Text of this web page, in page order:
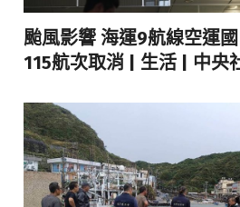
颱風影響 海運9航線空運
115航次取消 | 生活 | 中央